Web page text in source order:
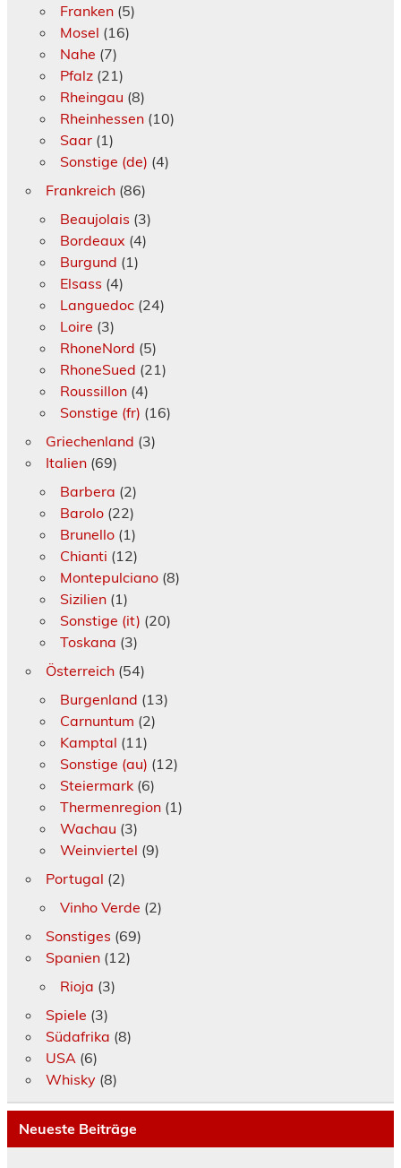
Franken(5)
Mosel (16)
Nahe (7)
Pfalz(21)
Rheingau (8)
Rheinhessen(10)
Saar(1)
Sonstige (de) (4)
Frankreich(86)
Beaujolais (3)
Bordeaux (4)
Burgund (1)
Elsass (4)
Languedoc(24)
Loire (3)
RhoneNord (5)
RhoneSued (21)
Roussillon(4)
Sonstige (fr) (16)
Griechenland (3)
Italien(69)
Barbera (2)
Barolo(22)
Brunello(1)
Chianti (12)
Montepulciano(8)
Sizilien(1)
Sonstige (it) (20)
Toskana (3)
Österreich(54)
Burgenland (13)
Carnuntum (2)
Kamptal (11)
Sonstige (au) (12)
Steiermark(6)
Thermenregion(1)
Wachau (3)
Weinviertel (9)
Portugal (2)
Vinho Verde (2)
Sonstiges (69)
Spanien(12)
Rioja (3)
Spiele (3)
Südafrika (8)
USA(6)
Whisky(8)
Neueste Beiträge